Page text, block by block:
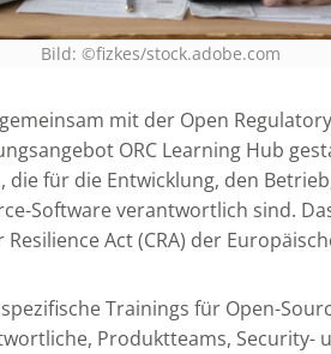
Bild: ©fizkes/stock.adobe.com
mit der Open
ORC Learning Hub
die für die Entwicklung, den
Software verantwortlich sind.
Act (CRA) der
Trainings für Open-
Produktteams, Security-